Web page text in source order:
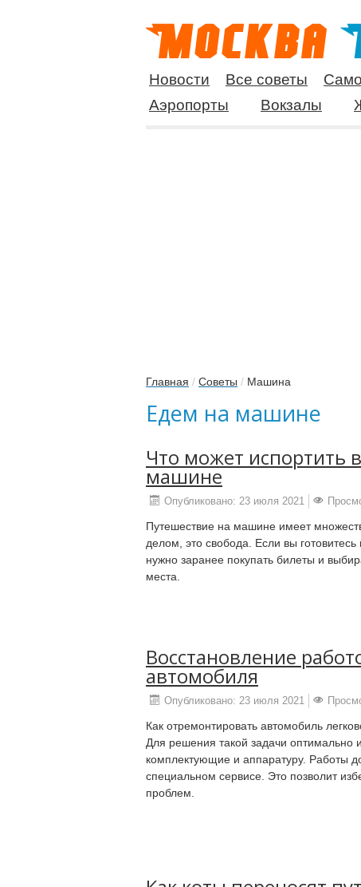
Новости Все советы
Аэропорты
Вокзалы
Главная / Советы / Машина
Едем на машине
Что может испортить
машине
Опубликовано: 23 июля 2021
Путешествие на машине имеет
делом, это свобода. Если вы готовитесь
нужно заранее покупать билеты и
места.
Восстановление
автомобиля
Опубликовано: 23 июля 2021
Как отремонтировать автомобиль
Для решения такой задачи оптимально
комплектующие и аппаратуру. Работы
специальном сервисе. Это позволит
проблем.